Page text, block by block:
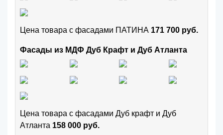
Цена товара с фасадами ПАТИНА 171 700 руб.
Фасады из МДФ Дуб Крафт и Дуб Атланта
Цена товара с фасадами Дуб крафт и Дуб
Атланта 158 000 руб.